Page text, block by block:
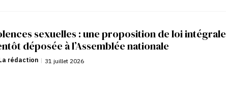
sexuelles : une proposition de loi intégrale
déposée à l’Assemblée nationale
rédaction | 31 juillet 2026